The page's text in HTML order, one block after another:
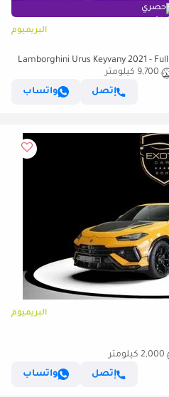
حصري
البريميوم
9,700 كيلومتر
إتصل
واتساب
البريميوم
2,000 كيلومتر
إتصل
واتساب